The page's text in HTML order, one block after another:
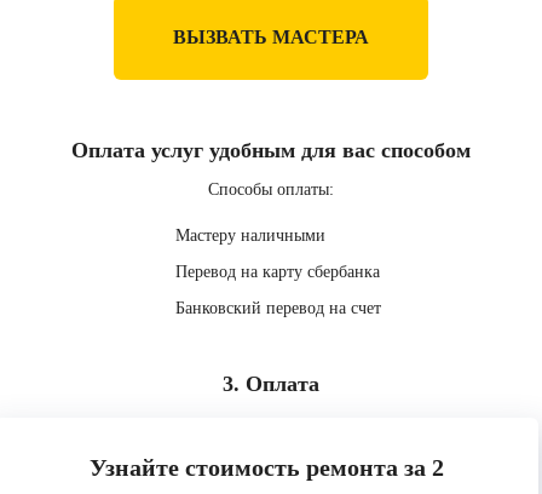
ВЫЗВАТЬ МАСТЕРА
3. Оплата
Узнайте стоимость ремонта за 2
Оплата услуг удобным для вас способом
Способы оплаты:
Мастеру наличными
Перевод на карту сбербанка
Банковский перевод на счет